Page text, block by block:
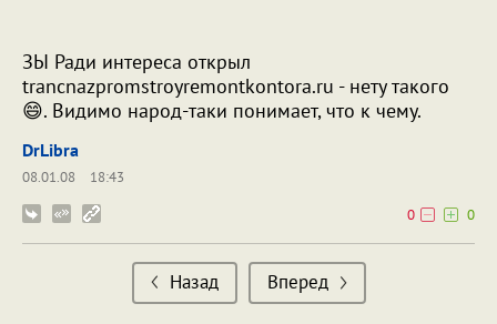
ЗЫ Ради интереса открыл
trancnazpromstroyremontkontora.ru - нету такого
😄. Видимо народ-таки понимает, что к чему.
DrLibra
08.01.08
18:43
0
0
Назад Вперед